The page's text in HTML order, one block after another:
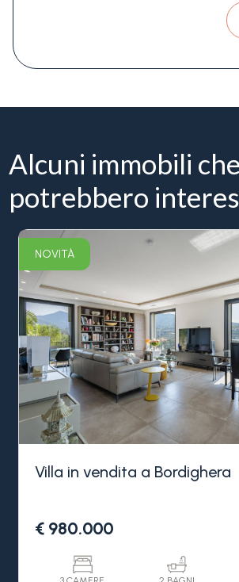
Alcuni immobili che
potrebbero
NOVITÀ
Villa in vendita a Bordighera
€ 980.000